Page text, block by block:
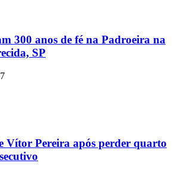
300 anos de fé na Padroeira na
SP
Vítor Pereira após perder quarto